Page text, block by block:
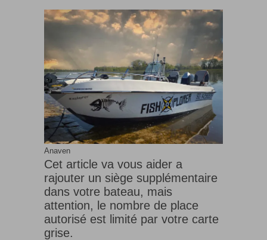
Anaven
Cet article va vous aider a
rajouter un siège supplémentaire
dans votre bateau, mais
attention, le nombre de place
autorisé est limité par votre carte
grise.